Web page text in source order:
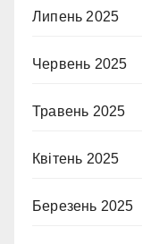
Липень 2025
Червень 2025
Травень 2025
Квітень 2025
Березень 2025